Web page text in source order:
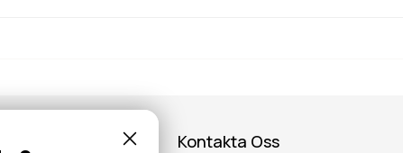
Kontakta Oss